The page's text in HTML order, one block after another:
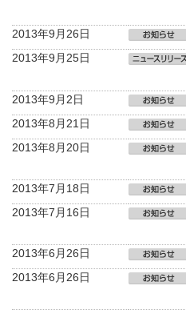
2013年9月26日
2013年9月25日
2013年9月2日
2013年8月21日
2013年8月20日
2013年7月18日
2013年7月16日
2013年6月26日
2013年6月26日